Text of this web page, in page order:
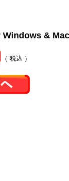
Windows &
（ 税込 ）